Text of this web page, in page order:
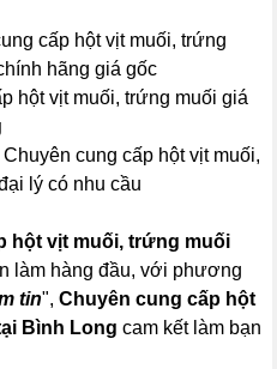
cấp hột vịt muối, trứng
hãng giá gốc
hột vịt muối, trứng muối giá
cung cấp hột vịt muối,
lý có nhu cầu
hột vịt muối, trứng muối
làm hàng đầu, với phương
tin",Chuyên cung cấp hột
Bình Long cam kết làm bạn